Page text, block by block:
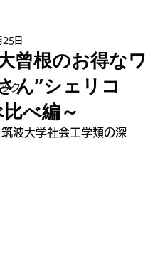
ク
曾根のお得なワ
ん”シェリコ
べ編～
25日
波大学社会工学類の深